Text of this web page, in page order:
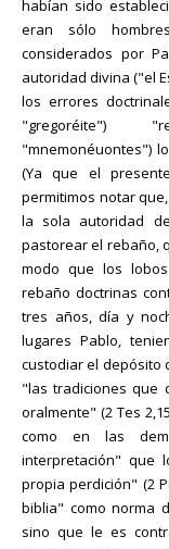
habían sido
eran sólo
considerados por
autoridad divina ("el
los errores
"gregoréite")
"mnemonéuontes")
(Ya que el
permitimos notar
la sola autoridad
pastorear el rebaño,
modo que los
rebaño doctrinas
tres años, día y
lugares Pablo,
custodiar el depósito
"las tradiciones que
oralmente" (2 Tes
como en las
interpretación" que
propia perdición" (2
biblia" como norma
sino que le es